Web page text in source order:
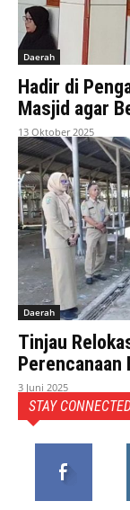
Daerah
Hadir di
Masjid agar
13 Oktober 2025
Daerah
Tinjau
Perencanaan
3 Juni 2025
STAY